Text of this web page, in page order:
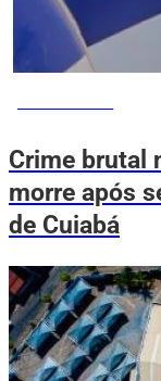
Crime brutal
morre após
de Cuiabá